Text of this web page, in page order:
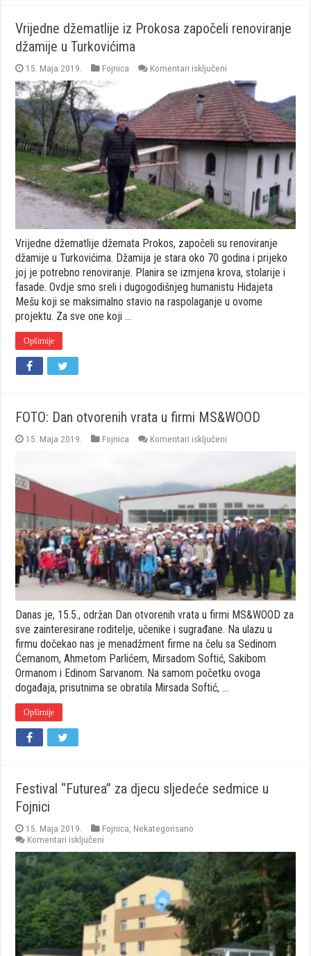
Vrijedne džematlije iz Prokosa započeli renoviranje
džamije u Turkovićima
15. Maja 2019. Fojnica Komentari isključeni
Vrijedne
džematlije
iz
Prokosa
započeli
renoviranje
džamije
u
Turkovićima
Vrijedne džematlije džemata Prokos, započeli su renoviranje
džamije u Turkovićima. Džamija je stara oko 70 godina i prijeko
joj je potrebno renoviranje. Planira se izmjena krova, stolarije i
fasade. Ovdje smo sreli i dugogodišnjeg humanistu Hidajeta
Mešu koji se maksimalno stavio na raspolaganje u ovome
projektu. Za sve one koji …
Opširnije
FOTO: Dan otvorenih vrata u firmi MS&WOOD
15. Maja 2019. Fojnica Komentari isključeni
otvorenih
vrata
u
firmi
MS&WOOD
Danas je, 15.5., održan Dan otvorenih vrata u firmi MS&WOOD za
sve zainteresirane roditelje, učenike i sugrađane. Na ulazu u
firmu dočekao nas je menadžment firme na čelu sa Sedinom
Ćemanom, Ahmetom Parlićem, Mirsadom Softić, Sakibom
Ormanom i Edinom Sarvanom. Na samom početku ovoga
događaja, prisutnima se obratila Mirsada Softić, …
Opširnije
Festival “Futurea” za djecu sljedeće sedmice u
Fojnici
15. Maja 2019. Fojnica Nekategorisano
Komentari isključeni
Festival
“Futurea”
za
djecu
sljedeće
sedmice
u
Fojnici